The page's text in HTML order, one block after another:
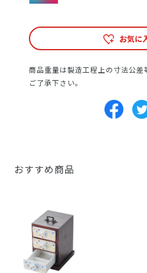
お気に
商品重量は製造工程上の寸法公
ご了承下さい。
おすすめ商品